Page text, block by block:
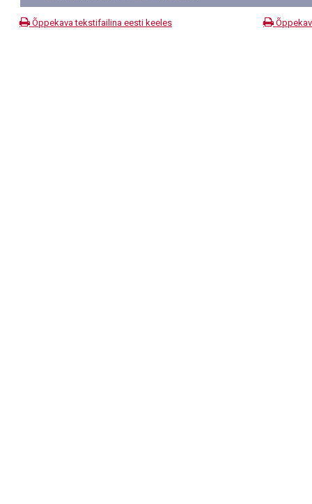
Õppekava tekstifailina eesti keeles